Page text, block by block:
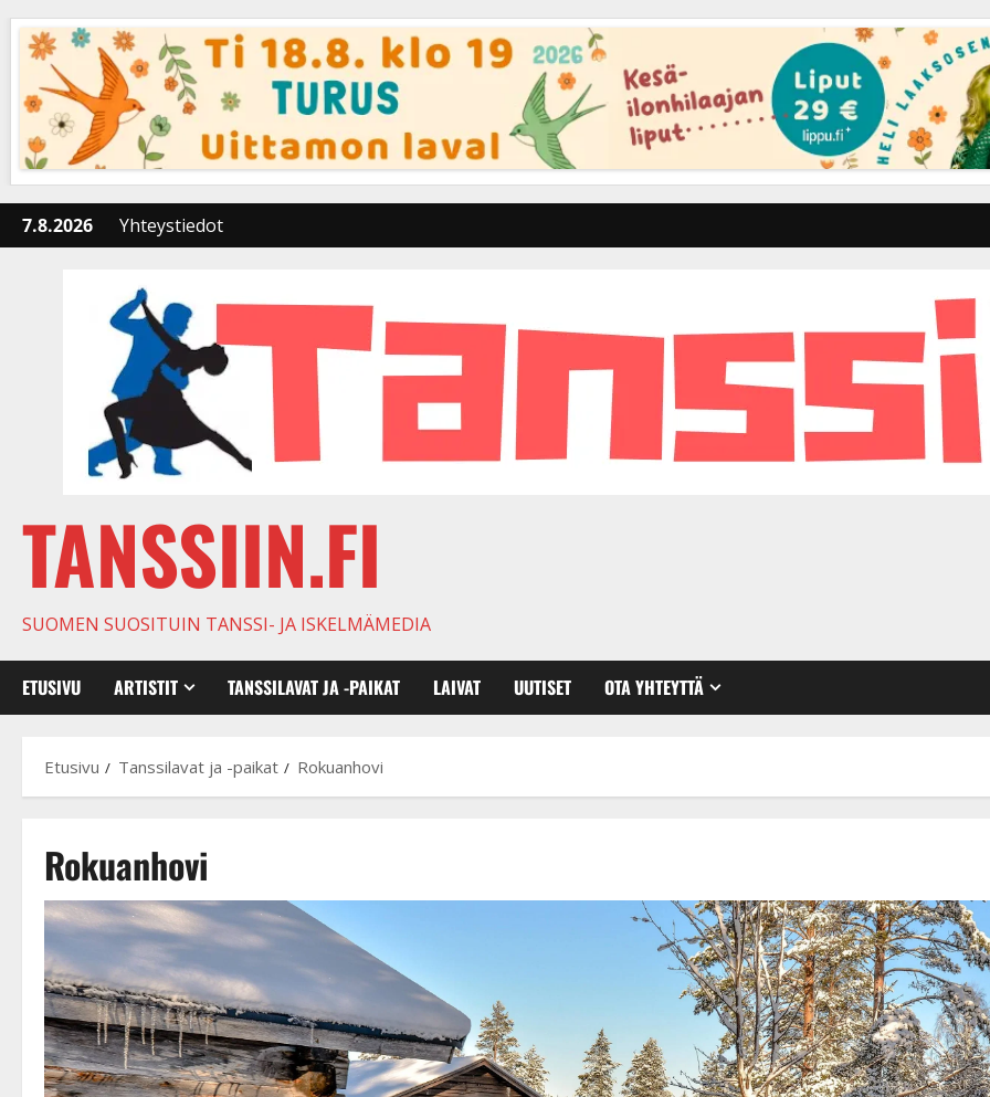
content
7.8.2026 Yhteystiedot
TANSSIIN.FI
SUOMEN SUOSITUIN TANSSI- JA ISKELMÄMEDIA
ETUSIVU ARTISTIT TANSSILAVAT JA -PAIKAT LAIVAT UUTISET OTA YHTEYTTÄ
Etusivu Tanssilavat ja -paikat Rokuanhovi
Rokuanhovi